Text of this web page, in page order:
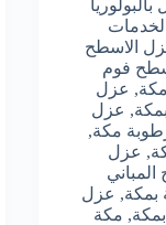
الاسطح
فوم
, عزل
, عزل
مكة,
, عزل
بمكة, عزل
, مكة